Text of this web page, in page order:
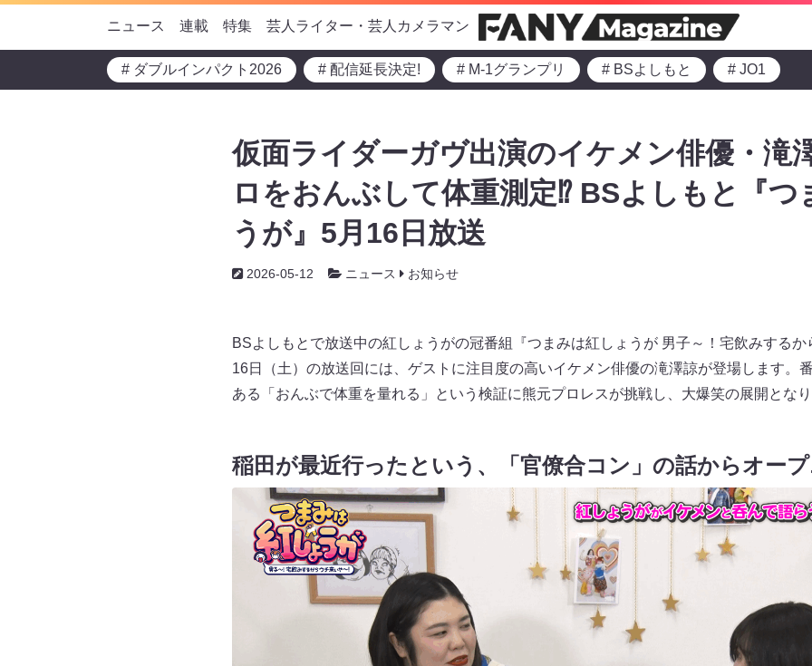
ニュース 連載 特集 芸人ライター・芸人カメラマン
# ダブルインパクト2026 # 配信延長決定! # M-1グランプリ # BSよしもと # JO1
仮面ライダーガヴ出演のイケメン俳優・滝
ロをおんぶして体重測定⁉ BSよしもと『つ
うが』5月16日放送
2026-05-12 ニュース お知らせ
BSよしもとで放送中の紅しょうがの冠番組『つまみは紅しょうが 男子～！宅飲みする
16日（土）の放送回には、ゲストに注目度の高いイケメン俳優の滝澤諒が登場します。
ある「おんぶで体重を量れる」という検証に熊元プロレスが挑戦し、大爆笑の展開とな
稲田が最近行ったという、「官僚合コン」の話からオー